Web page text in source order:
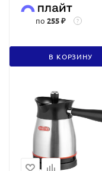
по 255 ₽ ?
В КОРЗИНУ